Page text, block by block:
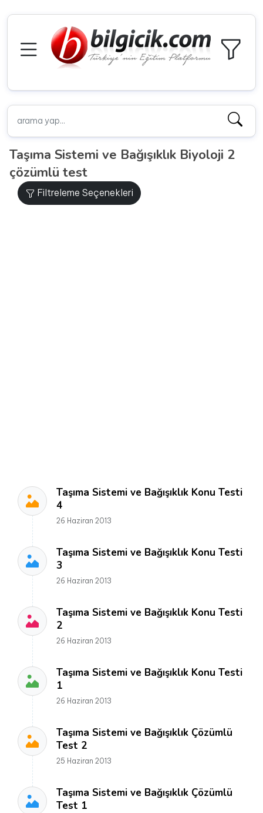
Taşıma Sistemi ve Bağışıklık Biyoloji 2
çözümlü test
Filtreleme Seçenekleri
Taşıma Sistemi ve Bağışıklık Konu Testi
4
26 Haziran 2013
Taşıma Sistemi ve Bağışıklık Konu Testi
3
26 Haziran 2013
Taşıma Sistemi ve Bağışıklık Konu Testi
2
26 Haziran 2013
Taşıma Sistemi ve Bağışıklık Konu Testi
1
26 Haziran 2013
Taşıma Sistemi ve Bağışıklık Çözümlü
Test 2
25 Haziran 2013
Taşıma Sistemi ve Bağışıklık Çözümlü
Test 1